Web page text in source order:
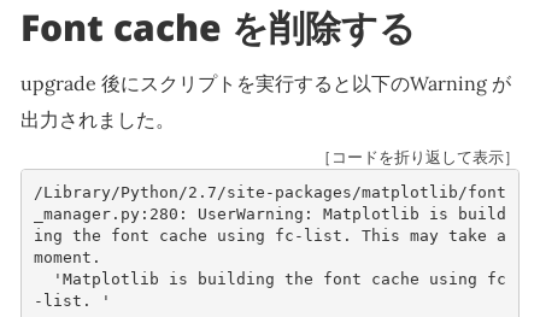
Font cache を削除する
upgrade 後にスクリプトを実行すると以下のWarning が
出力されました。
［コードを折り返して表示］
/Library/Python/2.7/site-packages/matplotlib/font
_manager.py:280: UserWarning: Matplotlib is build
ing the font cache using fc-list. This may take a
moment.
-list. '